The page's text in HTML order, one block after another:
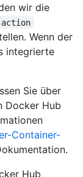
wir die
Wenn der
integrierte
Sie über
Docker Hub
Container-
Hub